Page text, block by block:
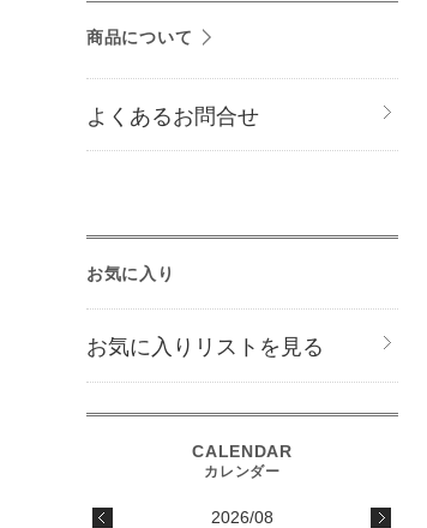
商品について
よくあるお問合せ
お気に入り
お気に入りリストを見る
2026/08